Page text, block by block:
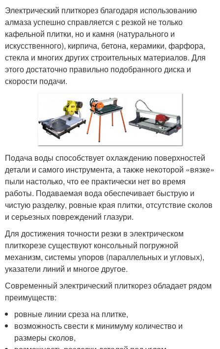
Электрический плиткорез благодаря использованию
алмаза успешно справляется с резкой не только
кафельной плитки, но и камня (натурального и
искусственного), кирпича, бетона, керамики, фарфора,
стекла и многих других строительных материалов. Для
этого достаточно правильно подобранного диска и
скорости подачи.
Подача воды способствует охлаждению поверхностей
детали и самого инструмента, а также некоторой «вязке»
пыли настолько, что ее практически нет во время
работы. Подаваемая вода обеспечивает быструю и
чистую разделку, ровные края плитки, отсутствие сколов
и серьезных повреждений глазури.
Для достижения точности резки в электрическом
плиткорезе существуют консольный погружной
механизм, системы упоров (параллельных и угловых),
указатели линий и многое другое.
Современный электрический плиткорез обладает рядом
преимуществ:
ровные линии среза на плитке,
возможность свести к минимуму количество и
размеры сколов,